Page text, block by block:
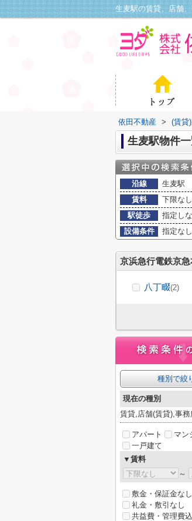
生麦駅の賃貸、店舗
依田不動産 > (賃貸
生麦駅物件
沿線
生麦駅
賃料
下限な
駅徒歩
指定し
設備条件
指定なし
京浜急行電鉄京急
八丁畷(2)
種別で絞
現在の種別
賃貸,店舗(賃貸),事務
アパート
マン
一戸建て
▼賃料
～
敷金・保証金なし
礼金・敷引なし
共益費・管理費